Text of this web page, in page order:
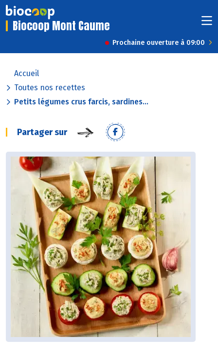
Biocoop Mont Caume
Prochaine ouverture à 09:00
Accueil
Toutes nos recettes
Petits légumes crus farcis, sardines...
Partager sur